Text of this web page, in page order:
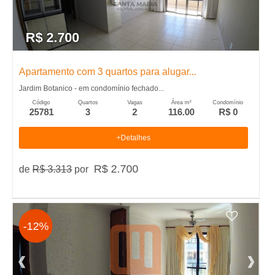
R$ 2.700
Apartamento com 3 quartos para alugar...
Jardim Botanico - em condomínio fechado...
Código
25781
Quartos
3
Vagas
2
Área m²
116.00
Condomínio
R$ 0
+Detalhes
deR$ 3.313por R$ 2.700
-12%